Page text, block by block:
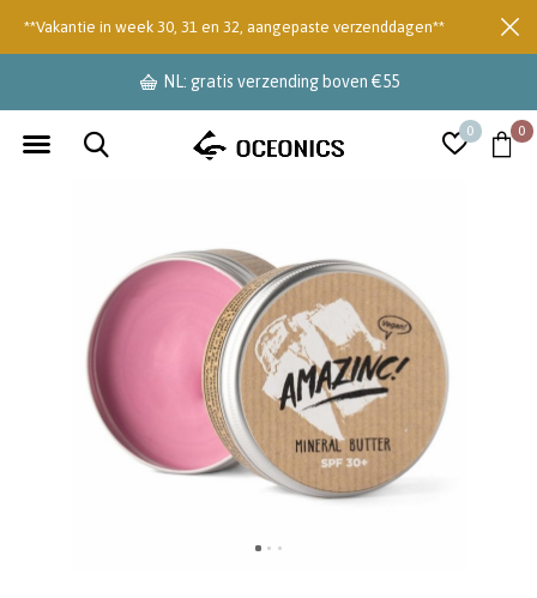
0 0
NL: gratis verzending boven €55
**Vakantie in week 30, 31 en 32, aangepaste verzenddagen**